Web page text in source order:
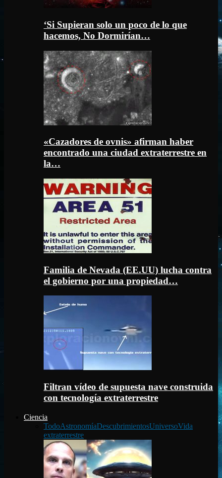
‘Si Supieran solo un poco de lo que
hacemos, No Dormirían…
«Cazadores de ovnis» afirman haber
encontrado una ciudad extraterrestre en
la…
Familia de Nevada (EE.UU) lucha contra
el gobierno por una propiedad…
Filtran vídeo de supuesta nave construida
con tecnología extraterrestre
Ciencia
TodoAstronomíaDescubrimientosUniversoVida
extraterrestre